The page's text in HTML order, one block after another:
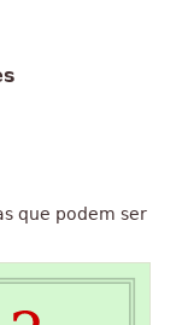
que podem ser